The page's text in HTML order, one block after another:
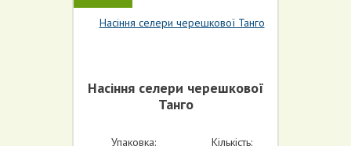
Насіння селери черешкової
Танго
Упаковка: Кількість: